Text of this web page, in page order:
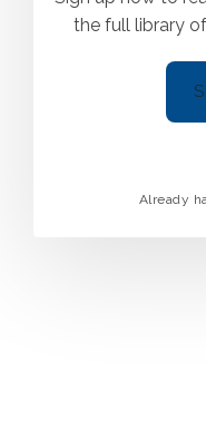
the full library
Already